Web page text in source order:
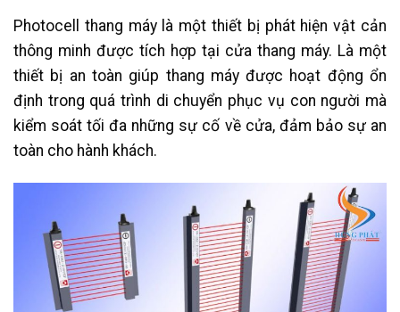
Photocell thang máy là một thiết bị phát hiện vật cản
thông minh được tích hợp tại cửa thang máy. Là một
thiết bị an toàn giúp thang máy được hoạt động ổn
định trong quá trình di chuyển phục vụ con người mà
kiểm soát tối đa những sự cố về cửa, đảm bảo sự an
toàn cho hành khách.